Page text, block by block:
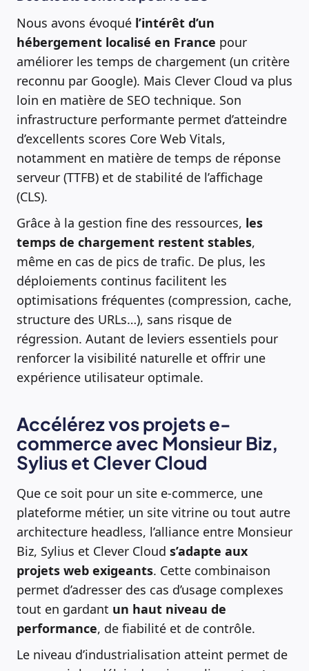
Nous avons évoqué l’intérêt d’un
hébergement localisé en France pour
améliorer les temps de chargement (un critère
reconnu par Google). Mais Clever Cloud va plus
loin en matière de SEO technique. Son
infrastructure performante permet d’atteindre
d’excellents scores Core Web Vitals,
notamment en matière de temps de réponse
serveur (TTFB) et de stabilité de l’affichage
(CLS).
Grâce à la gestion fine des ressources, les
temps de chargement restent stables,
même en cas de pics de trafic. De plus, les
déploiements continus facilitent les
optimisations fréquentes (compression, cache,
structure des URLs…), sans risque de
régression. Autant de leviers essentiels pour
renforcer la visibilité naturelle et offrir une
expérience utilisateur optimale.
Accélérez vos projets e-
commerce avec Monsieur Biz,
Sylius et Clever Cloud
Que ce soit pour un site e-commerce, une
plateforme métier, un site vitrine ou tout autre
architecture headless, l’alliance entre Monsieur
Biz, Sylius et Clever Cloud s’adapte aux
projets web exigeants. Cette combinaison
permet d’adresser des cas d’usage complexes
tout en gardant un haut niveau de
performance, de fiabilité et de contrôle.
Le niveau d’industrialisation atteint permet de